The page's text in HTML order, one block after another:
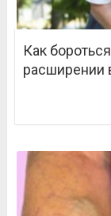
Как
расширении